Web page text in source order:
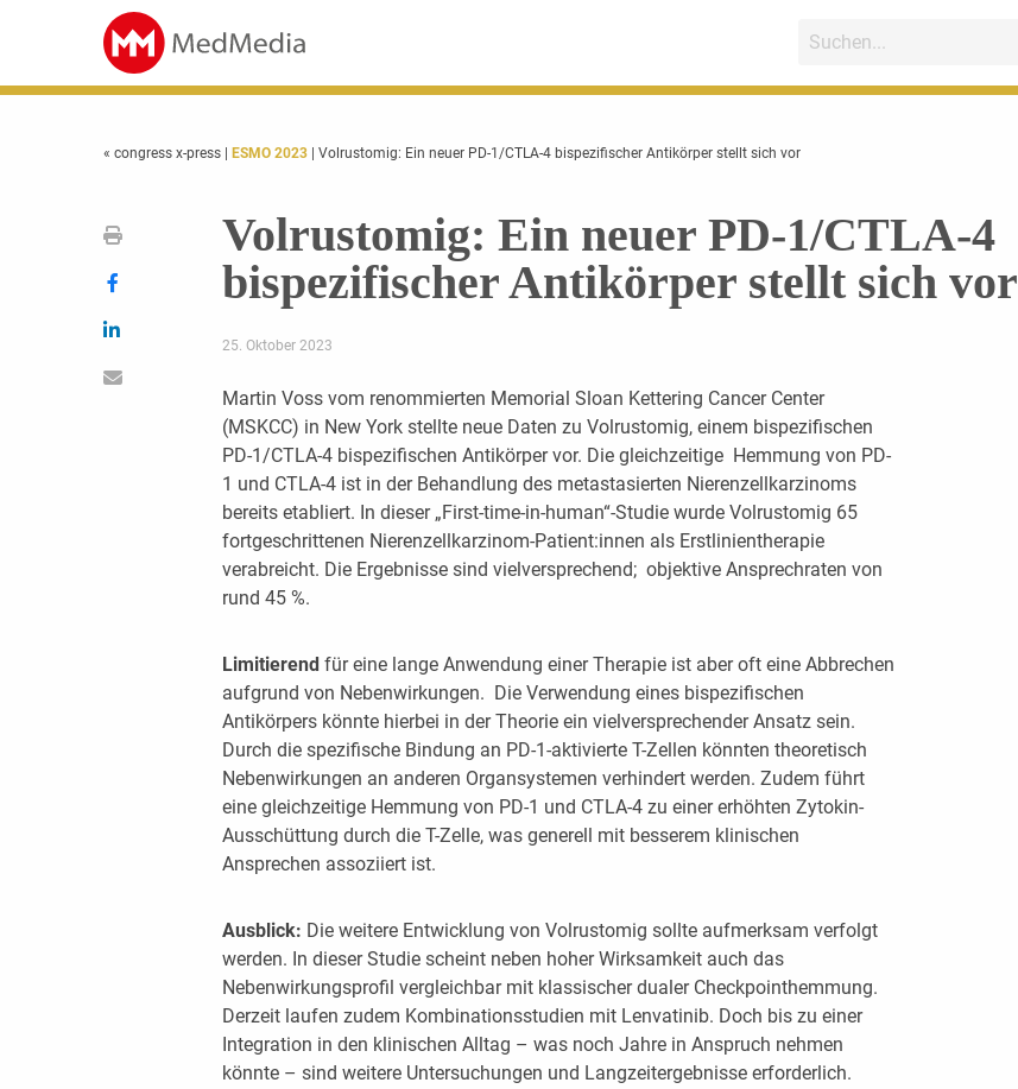
« congress x-press ESMO 2023 | Volrustomig: Ein neuer PD-1/CTLA-4 bispezifischer Antikörper stellt sich vor
Volrustomig: Ein neuer PD-1/CTLA-4
bispezifischer Antikörper stellt sich vor
25. Oktober 2023
Martin Voss vom renommierten Memorial Sloan Kettering Cancer Center
(MSKCC) in New York stellte neue Daten zu Volrustomig, einem bispezifischen
PD-1/CTLA-4 bispezifischen Antikörper vor. Die gleichzeitige Hemmung von PD-
1 und CTLA-4 ist in der Behandlung des metastasierten Nierenzellkarzinoms
bereits etabliert. In dieser „First-time-in-human“-Studie wurde Volrustomig 65
fortgeschrittenen Nierenzellkarzinom-Patient:innen als Erstlinientherapie
verabreicht. Die Ergebnisse sind vielversprechend; objektive Ansprechraten von
rund 45 %.
Limitierendfür eine lange Anwendung einer Therapie ist aber oft eine Abbrechen
aufgrund von Nebenwirkungen. Die Verwendung eines bispezifischen
Antikörpers könnte hierbei in der Theorie ein vielversprechender Ansatz sein.
Durch die spezifische Bindung an PD-1-aktivierte T-Zellen könnten theoretisch
Nebenwirkungen an anderen Organsystemen verhindert werden. Zudem führt
eine gleichzeitige Hemmung von PD-1 und CTLA-4 zu einer erhöhten Zytokin-
Ausschüttung durch die T-Zelle, was generell mit besserem klinischen
Ansprechen assoziiert ist.
Ausblick: Die weitere Entwicklung von Volrustomig sollte aufmerksam verfolgt
werden. In dieser Studie scheint neben hoher Wirksamkeit auch das
Nebenwirkungsprofil vergleichbar mit klassischer dualer Checkpointhemmung.
Derzeit laufen zudem Kombinationsstudien mit Lenvatinib. Doch bis zu einer
Integration in den klinischen Alltag – was noch Jahre in Anspruch nehmen
könnte – sind weitere Untersuchungen und Langzeitergebnisse erforderlich.